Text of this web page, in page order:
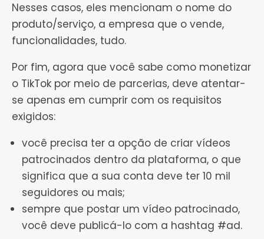
Nesses casos, eles mencionam o nome do
produto/serviço, a empresa que o vende,
funcionalidades, tudo.
Por fim, agora que você sabe como monetizar
o TikTok por meio de parcerias, deve atentar-
se apenas em cumprir com os requisitos
exigidos:
você precisa ter a opção de criar vídeos
patrocinados dentro da plataforma, o que
significa que a sua conta deve ter 10 mil
seguidores ou mais;
sempre que postar um vídeo patrocinado,
você deve publicá-lo com a hashtag #ad.